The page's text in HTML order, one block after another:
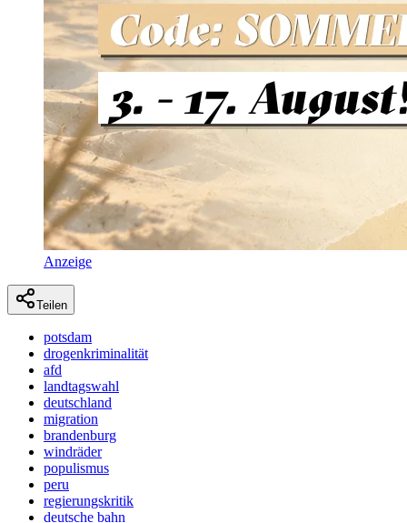
Anzeige
Teilen
potsdam
drogenkriminalität
afd
landtagswahl
deutschland
migration
brandenburg
windräder
populismus
peru
regierungskritik
deutsche bahn